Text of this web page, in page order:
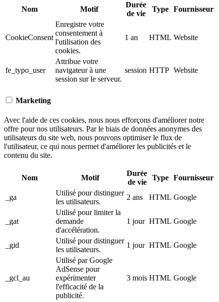
Nom Motif
Durée
de vie
Type Fournisseur
CookieConsent
Enregistre votre
consentement à
l'utilisation des
cookies.
1 an HTML Website
fe_typo_user
Attribue votre
navigateur à une
session sur le serveur.
session HTTP Website
Marketing
Avec l'aide de ces cookies, nous nous efforçons d'améliorer notre
offre pour nos utilisateurs. Par le biais de données anonymes des
utilisateurs du site web, nous pouvons optimiser le flux de
l'utilisateur, ce qui nous permet d'améliorer les publicités et le
contenu du site.
Nom Motif
Durée
de vie
Type Fournisseur
_ga
Utilisé pour distinguer
les utilisateurs.
2 ans HTML Google
_gat
Utilisé pour limiter la
demande
d'accélération.
1 jour HTML Google
_gid
Utilisé pour distinguer
les utilisateurs.
1 jour HTML Google
_gcl_au
Utilisé par Google
AdSense pour
expérimenter
l'efficacité de la
publicité.
3 mois HTML Google